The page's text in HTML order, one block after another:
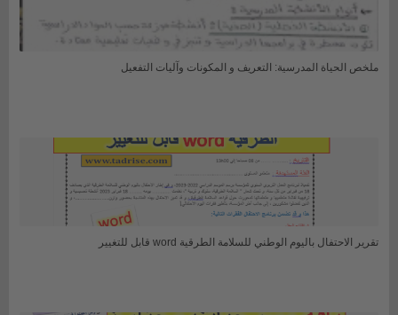
ملخص الحياة المدرسية: التعريف و المكونات وآليات التفعيل
تقرير الاحتفال باليوم الوطني للسلامة الطرقية word قابل للتغيير